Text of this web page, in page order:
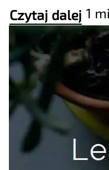
Czytaj dalej 1